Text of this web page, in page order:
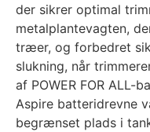
der sikrer optimal
metalplantevagten,
træer, og forbedret
slukning, når
af POWER FOR ALL-
Aspire batteridrevne
begrænset plads i